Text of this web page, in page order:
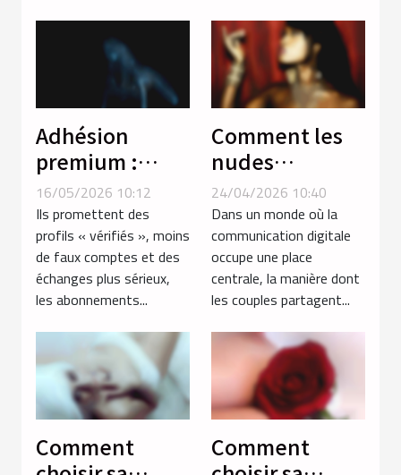
Adhésion
premium :
promesse
d’authenticité
ou simple filtre
parmi les
profils ?
16/05/2026 10:12
Ils promettent des
profils « vérifiés », moins
de faux comptes et des
échanges plus sérieux,
les abonnements...
Comment les
nudes
influencent-ils
la dynamique
des relations
amoureuses ?
24/04/2026 10:40
Dans un monde où la
communication digitale
occupe une place
centrale, la manière dont
les couples partagent...
Comment
Comment